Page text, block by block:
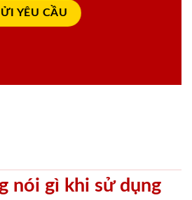
nói gì khi sử dụng